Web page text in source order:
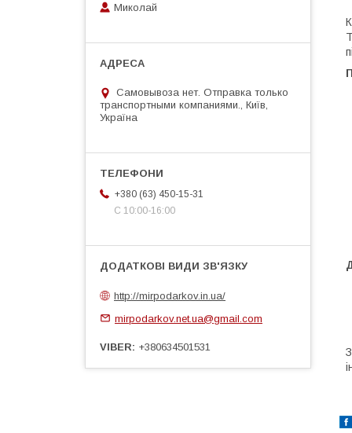
Миколай
Самовывоза нет. Отправка только
транспортными компаниями., Київ,
Україна
+380 (63) 450-15-31
С 10:00-16:00
http://mirpodarkov.in.ua/
mirpodarkov.net.ua@gmail.com
VIBER +380634501531